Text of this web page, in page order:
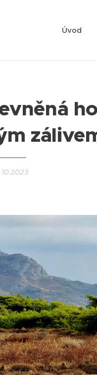
Úvod